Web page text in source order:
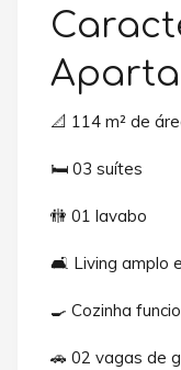
📐 114 m² de
🛏️ 03 suítes
🚻 01 lavabo
🛋️ Living amplo
🍳 Cozinha
🚗 02 vagas de